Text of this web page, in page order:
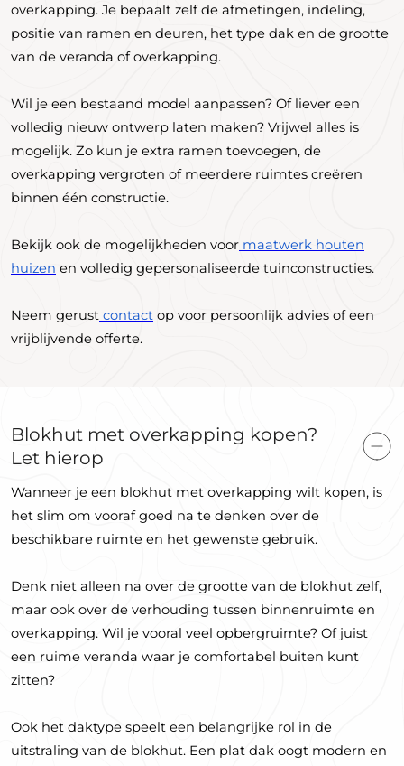
overkapping. Je bepaalt zelf de afmetingen, indeling,
positie van ramen en deuren, het type dak en de grootte
van de veranda of overkapping.
Wil je een bestaand model aanpassen? Of liever een
volledig nieuw ontwerp laten maken? Vrijwel alles is
mogelijk. Zo kun je extra ramen toevoegen, de
overkapping vergroten of meerdere ruimtes creëren
binnen één constructie.
Bekijk ook de mogelijkheden voor maatwerk houten
huizen en volledig gepersonaliseerde tuinconstructies.
Neem gerust contact op voor persoonlijk advies of een
vrijblijvende offerte.
Blokhut met overkapping kopen?
Let hierop
Wanneer je een blokhut met overkapping wilt kopen, is
het slim om vooraf goed na te denken over de
beschikbare ruimte en het gewenste gebruik.
Denk niet alleen na over de grootte van de blokhut zelf,
maar ook over de verhouding tussen binnenruimte en
overkapping. Wil je vooral veel opbergruimte? Of juist
een ruime veranda waar je comfortabel buiten kunt
zitten?
Ook het daktype speelt een belangrijke rol in de
uitstraling van de blokhut. Een plat dak oogt modern en